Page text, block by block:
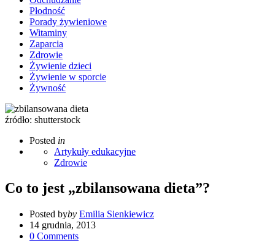
Płodność
Porady żywieniowe
Witaminy
Zaparcia
Zdrowie
Żywienie dzieci
Żywienie w sporcie
Żywność
źródło: shutterstock
Posted in
Artykuły edukacyjne
Zdrowie
Co to jest „zbilansowana dieta”?
Posted byby Emilia Sienkiewicz
14 grudnia, 2013
0 Comments